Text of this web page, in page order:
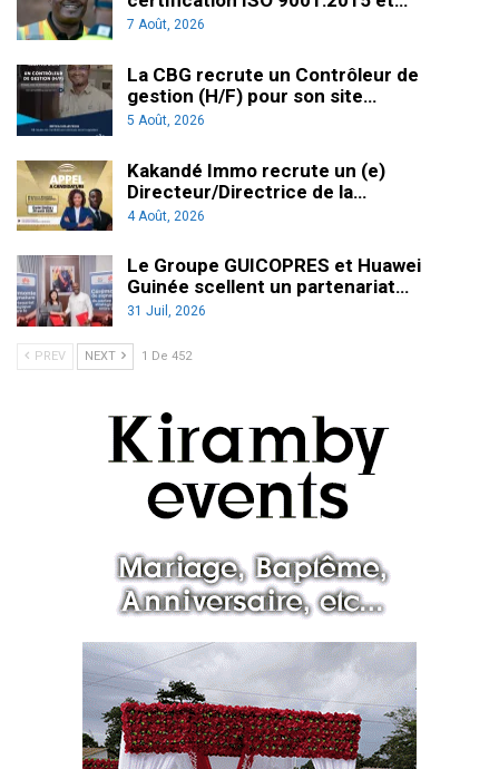
7 Août, 2026
La CBG recrute un Contrôleur de
gestion (H/F) pour son site…
5 Août, 2026
Kakandé Immo recrute un (e)
Directeur/Directrice de la…
4 Août, 2026
Le Groupe GUICOPRES et Huawei
Guinée scellent un partenariat…
31 Juil, 2026
PREV NEXT 1 De 452